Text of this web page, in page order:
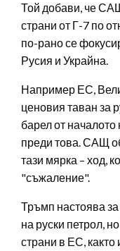
Той добави, че
страни от Г-7 по
по-рано се
Русия и Украйна.
Например ЕС,
ценовия таван за
барел от
преди това. САЩ
тази мярка – ход,
"съжаление".
Тръмп настоява
на руски петрол,
страни в ЕС,